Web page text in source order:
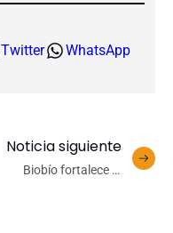
Twitter WhatsApp
Noticia siguiente
Biobío fortalece la